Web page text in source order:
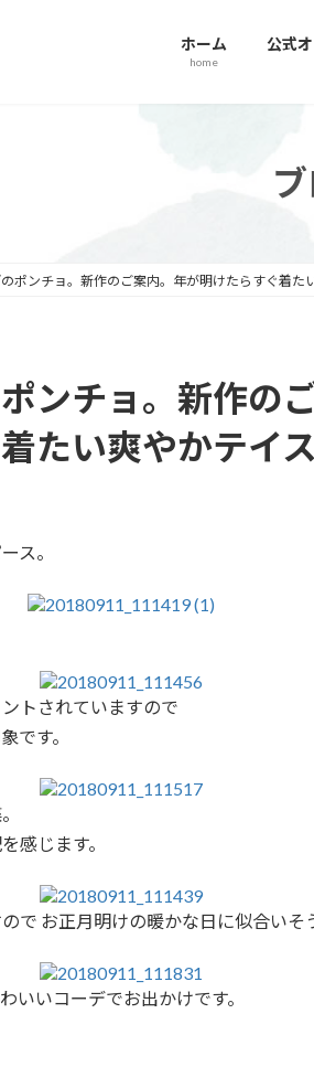
ホーム
home
公式
ポンチョ。新作のご案内。年が明けたらすぐ着た
ンチョ。新作の
たい爽やかテイス
ス。
トされていますので
です。
感じます。
で お正月明けの暖かな日に似合いそ
いいコーデでお出かけです。